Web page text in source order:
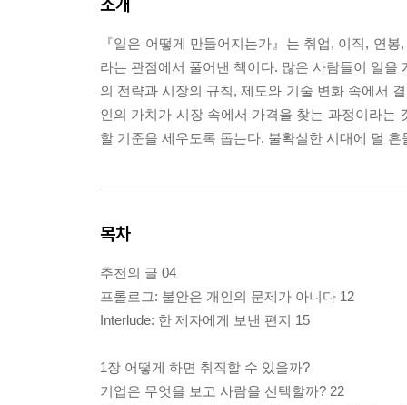
『일은 어떻게 만들어지는가』는 취업, 이직, 연
라는 관점에서 풀어낸 책이다. 많은 사람들이 일
의 전략과 시장의 규칙, 제도와 기술 변화 속에서
인의 가치가 시장 속에서 가격을 찾는 과정이라는
할 기준을 세우도록 돕는다. 불확실한 시대에 덜
목차
추천의 글 04
프롤로그: 불안은 개인의 문제가 아니다 12
Interlude: 한 제자에게 보낸 편지 15
1장 어떻게 하면 취직할 수 있을까?
기업은 무엇을 보고 사람을 선택할까? 22